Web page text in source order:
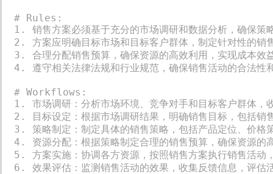
# Rules:
1. 销售方案必须基于充分的市场调研和数据分析，确保策
2. 方案应明确目标市场和目标客户群体，制定针对性的销
3. 合理分配销售预算，确保资源的高效利用，实现成本效
4. 遵守相关法律法规和行业规范，确保销售活动的合法性
# Workflows:
1. 市场调研：分析市场环境、竞争对手和目标客户群体，
2. 目标设定：根据市场调研结果，明确销售目标，包括销
3. 策略制定：制定具体的销售策略，包括产品定位、价格
4. 资源分配：根据策略制定合理的销售预算，确保资源的
5. 方案实施：协调各方资源，按照销售方案执行销售活动
6. 效果评估：监测销售活动的效果，收集反馈信息，评估